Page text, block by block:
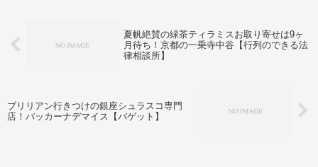
夏帆絶賛の緑茶ティラミスお取り寄せは9ヶ
月待ち！京都の一乗寺中谷【行列のできる法
律相談所】
ブリリアン行きつけの銀座シュラスコ専門
店！バッカーナデマイス【バゲット】